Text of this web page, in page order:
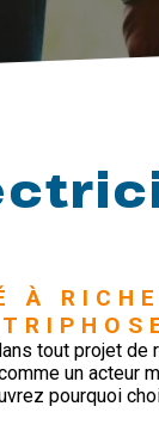
À
tout projet de
un acteur
pourquoi